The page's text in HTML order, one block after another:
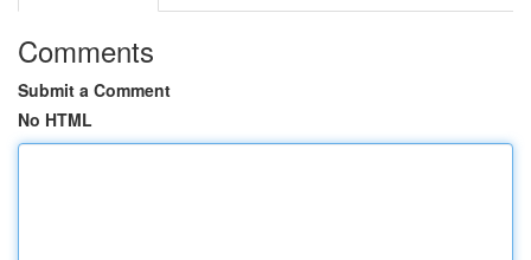
Comments
Submit a Comment
No HTML